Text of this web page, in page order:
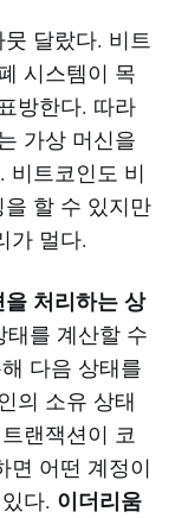
달랐다. 비트
시스템이 목
방한다. 따라
가상 머신을
비트코인도 비
할 수 있지만
가 멀다.
처리하는 상
를 계산할 수
다음 상태를
의 소유 상태
랜잭션이 코
면 어떤 계정이
다. 이더리움